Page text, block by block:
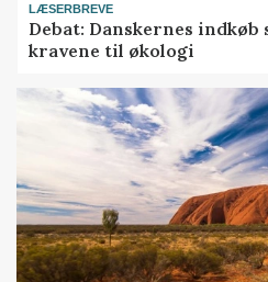
LÆSERBREVE
Debat: Danskernes indkøb
kravene til økologi